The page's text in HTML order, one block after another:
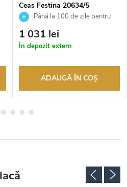
Ceas Festina 20634/5
Până la 100 de zile pentru
returnarea bunurilor. Vânzător
autorizat
1 031 lei
În depozit extern
ADAUGĂ ÎN COŞ